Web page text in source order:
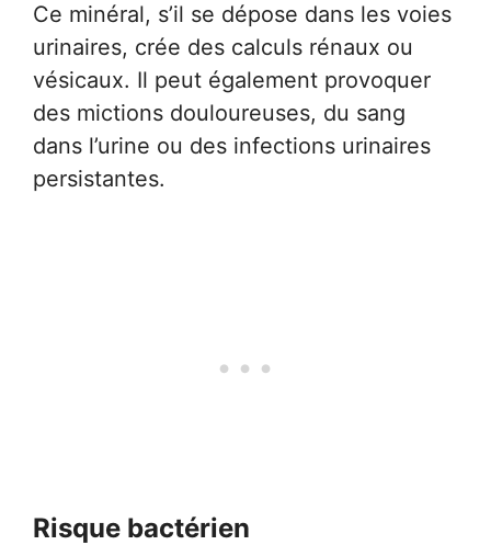
Ce minéral, s’il se dépose dans les voies
urinaires, crée des calculs rénaux ou
vésicaux. Il peut également provoquer
des mictions douloureuses, du sang
dans l’urine ou des infections urinaires
persistantes.
Risque bactérien